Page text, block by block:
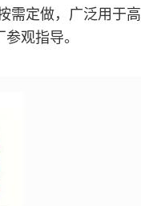
定做， 广泛用于
观指导。